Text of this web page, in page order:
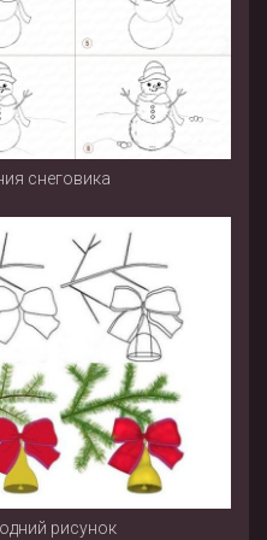
снеговика
рисунок